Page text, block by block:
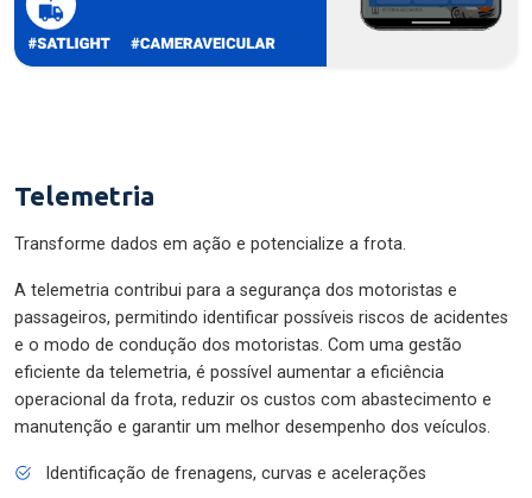
Telemetria
Transforme dados em ação e potencialize a frota.
A telemetria contribui para a segurança dos motoristas e
passageiros, permitindo identificar possíveis riscos de acidentes
e o modo de condução dos motoristas. Com uma gestão
eficiente da telemetria, é possível aumentar a eficiência
operacional da frota, reduzir os custos com abastecimento e
manutenção e garantir um melhor desempenho dos veículos.
Identificação de frenagens, curvas e acelerações